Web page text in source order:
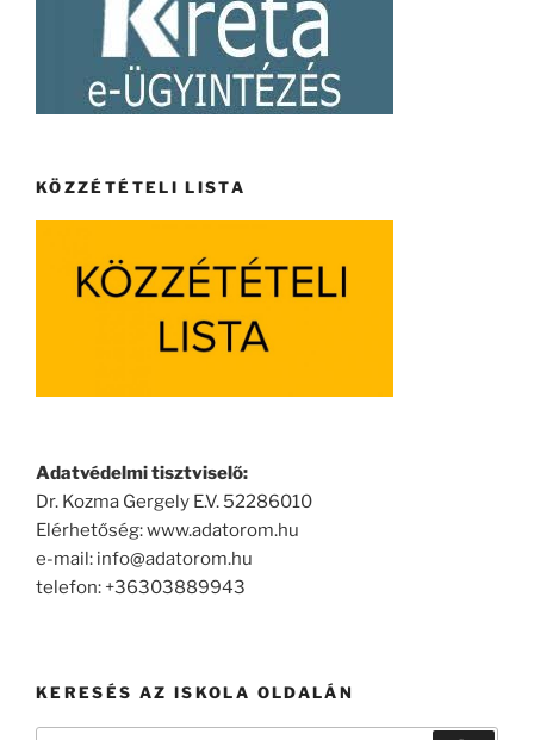
KÖZZÉTÉTELI LISTA
Adatvédelmi tisztviselő:
Dr. Kozma Gergely E.V. 52286010
Elérhetőség: www.adatorom.hu
e-mail: info@adatorom.hu
telefon: +36303889943
KERESÉS AZ ISKOLA OLDALÁN